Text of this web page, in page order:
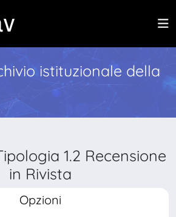
istituzionale della
1.2 Recensione
in Rivista
Opzioni